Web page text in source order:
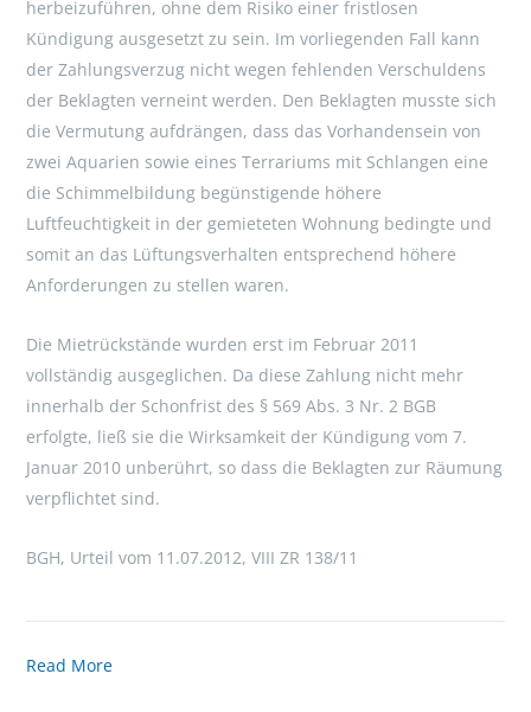
herbeizuführen, ohne dem Risiko einer fristlosen
Kündigung ausgesetzt zu sein. Im vorliegenden Fall kann
der Zahlungsverzug nicht wegen fehlenden Verschuldens
der Beklagten verneint werden. Den Beklagten musste sich
die Vermutung aufdrängen, dass das Vorhandensein von
zwei Aquarien sowie eines Terrariums mit Schlangen eine
die Schimmelbildung begünstigende höhere
Luftfeuchtigkeit in der gemieteten Wohnung bedingte und
somit an das Lüftungsverhalten entsprechend höhere
Anforderungen zu stellen waren.
Die Mietrückstände wurden erst im Februar 2011
vollständig ausgeglichen. Da diese Zahlung nicht mehr
innerhalb der Schonfrist des § 569 Abs. 3 Nr. 2 BGB
erfolgte, ließ sie die Wirksamkeit der Kündigung vom 7.
Januar 2010 unberührt, so dass die Beklagten zur Räumung
verpflichtet sind.
BGH, Urteil vom 11.07.2012, VIII ZR 138/11
Read More